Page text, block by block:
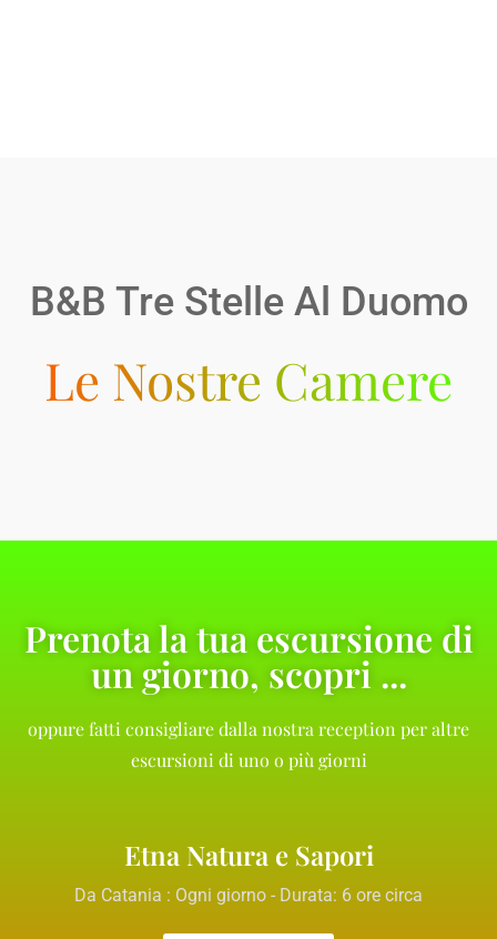
B&B Tre Stelle Al Duomo
Le Nostre Camere
Prenota la tua escursione di
un giorno, scopri ...
oppure fatti consigliare dalla nostra reception per altre
escursioni di uno o più giorni
Etna Natura e Sapori
Da Catania : Ogni giorno - Durata: 6 ore circa